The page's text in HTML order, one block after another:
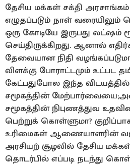
தேசிய மக்கள் சக்தி
எழுதப்படும் நாள் வரையிலும்
ஒரு கோடியே இருபது லட்ஷம்
செய்திருக்கிறது. ஆனால்
தேவையான நிதி
விளக்கு போராட்டமும் உட்பட
கேட்பதுபோல இந்த
சமூகத்தின்
சமூகத்தின் நிபுணத்துவ
பெற்றுக் கொள்ளுமா?
உரிமைகள் ஆணையாளரின்
அரசியற் சூழலில் தேசிய
தொடர்பில் எப்படி நடந்து